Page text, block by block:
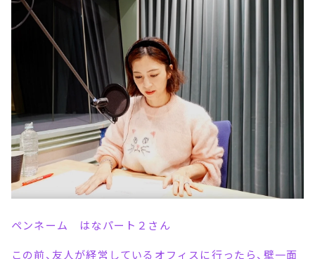
ペンネーム はなパート２さん
この前、友人が経営しているオフィスに行ったら、壁一面